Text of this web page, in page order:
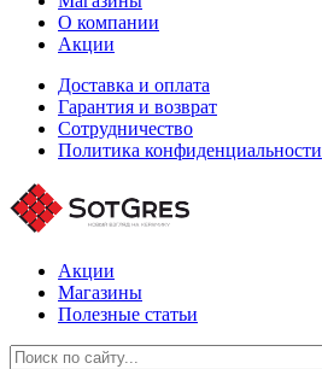
О компании
Акции
Доставка и оплата
Гарантия и возврат
Сотрудничество
Политика конфиденциальности
Акции
Магазины
Полезные статьи